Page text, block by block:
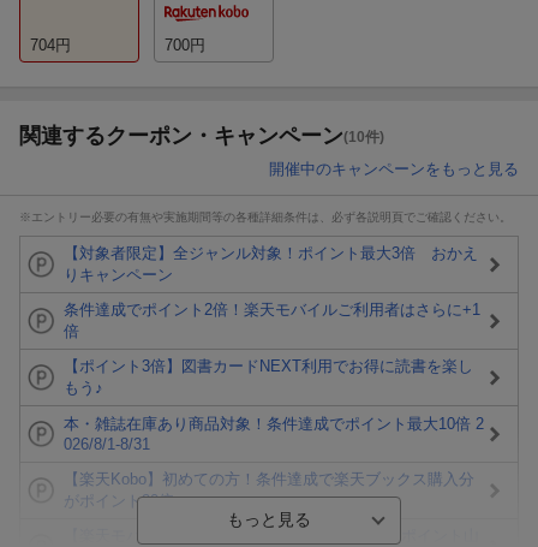
704円 700円
関連するクーポン・キャンペーン(10件)
開催中のキャンペーンをもっと見る
※エントリー必要の有無や実施期間等の各種詳細条件は、必ず各説明頁でご確認ください。
【対象者限定】全ジャンル対象！ポイント最大3倍 おかえ
りキャンペーン
条件達成でポイント2倍！楽天モバイルご利用者はさらに+1
倍
【ポイント3倍】図書カードNEXT利用でお得に読書を楽し
もう♪
本・雑誌在庫あり商品対象！条件達成でポイント最大10倍 2
026/8/1-8/31
【楽天Kobo】初めての方！条件達成で楽天ブックス購入分
がポイント20倍